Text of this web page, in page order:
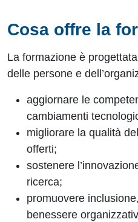
Cosa offre la
La formazione è
delle persone e
aggiornare le
cambiamenti
migliorare la qualità
offerti;
sostenere
ricerca;
promuovere
benessere